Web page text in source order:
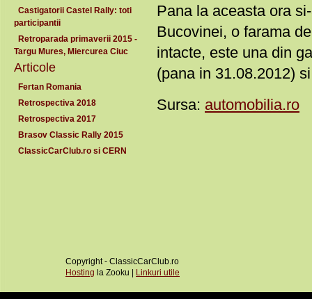
Castigatorii Castel Rally: toti
participantii
Retroparada primaverii 2015 -
Targu Mures, Miercurea Ciuc
Articole
Fertan Romania
Retrospectiva 2018
Retrospectiva 2017
Brasov Classic Rally 2015
ClassicCarClub.ro si CERN
Pana la aceasta ora
Bucovinei, o farama
intacte, este una din
(pana in 31.08.2012)
Sursa: automobilia.ro
Copyright - ClassicCarClub.ro
Hosting la Zooku | Linkuri utile